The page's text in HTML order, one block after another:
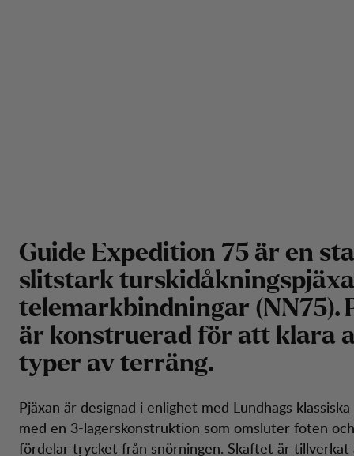
Guide Expedition 75 är en
slitstark
telemarkbindningar (NN75).
är konstruerad för att klara
typer av terräng.
Pjäxan är designad i enlighet med Lundhags
med en 3-lagerskonstruktion som omsluter foten
fördelar trycket från snörningen. Skaftet är tillverkat